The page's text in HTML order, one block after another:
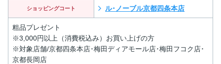
ショッピングコート ル･ノーブル京都四条本店
粗品プレゼント
※3,000円以上（消費税込み）お買い上げの方
※対象店舗/京都四条本店･梅田ディアモール店･梅田フコク店･
京都長岡店